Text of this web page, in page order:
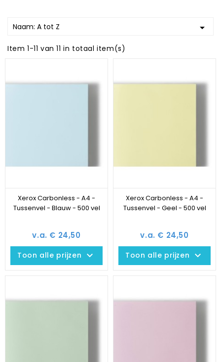
Naam: A tot Z 
Item 1-11 van 11 in totaal item(s)
Xerox Carbonless - A4 -
Tussenvel - Blauw - 500 vel
v.a. € 24,50
Toon alle prijzen keyboard_arrow_down
Xerox Carbonless - A4 -
Tussenvel - Geel - 500 vel
v.a. € 24,50
Toon alle prijzen keyboard_arrow_down